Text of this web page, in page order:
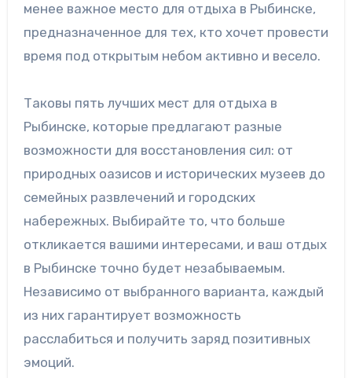
менее важное место для отдыха в Рыбинске,
предназначенное для тех, кто хочет провести
время под открытым небом активно и весело.
Таковы пять лучших мест для отдыха в
Рыбинске, которые предлагают разные
возможности для восстановления сил: от
природных оазисов и исторических музеев до
семейных развлечений и городских
набережных. Выбирайте то, что больше
откликается вашими интересами, и ваш отдых
в Рыбинске точно будет незабываемым.
Независимо от выбранного варианта, каждый
из них гарантирует возможность
расслабиться и получить заряд позитивных
эмоций.